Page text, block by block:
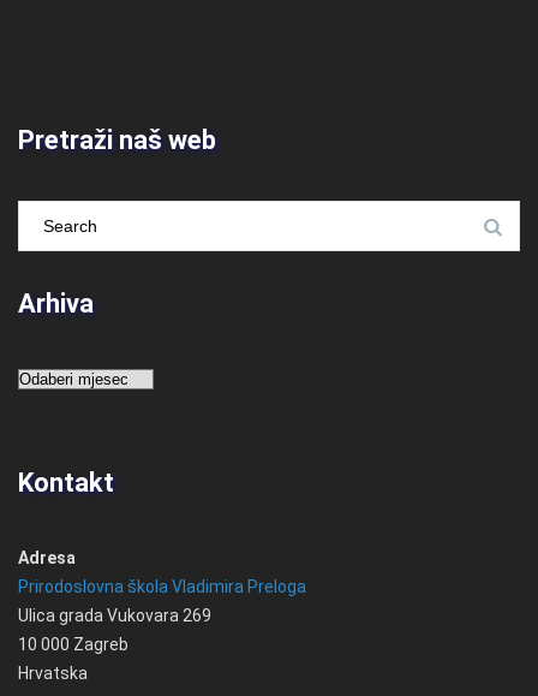
Pretraži naš web
Arhiva
Arhiva
Kontakt
Adresa
Prirodoslovna škola Vladimira Preloga
Ulica grada Vukovara 269
10 000 Zagreb
Hrvatska